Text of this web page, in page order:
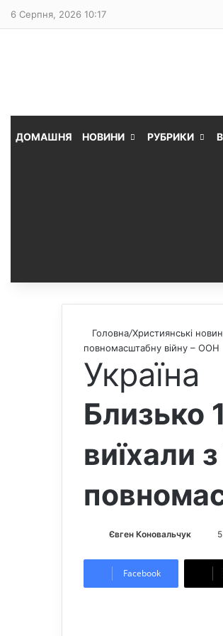
6 Серпня, 2026 10:17
ДОМАШНЯ НОВИНИ РУБРИКИ
Головна/Християнські
повномасштабну війну – ООН
Україна
Близько
виїхали
Євген Коновальчук
d
Facebook